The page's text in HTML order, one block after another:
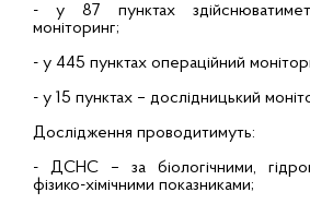
- у 87 пунктах
моніторинг;
- у 445 пунктах операційний
- у 15 пунктах – дослідницький
Дослідження проводитимуть:
- ДСНС – за біологічними,
фізико-хімічними показниками;